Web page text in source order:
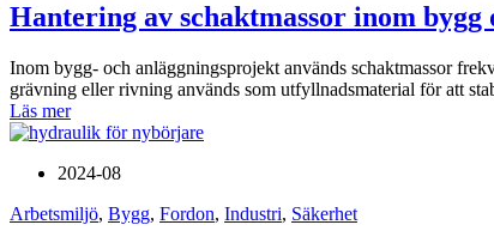
Hantering av schaktmassor inom bygg
Inom bygg- och anläggningsprojekt används schaktmassor
grävning eller rivning används som utfyllnadsmaterial för att
Läs mer
2024-08
Arbetsmiljö, Bygg, Fordon, Industri, Säkerhet